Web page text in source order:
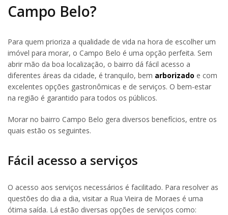
Campo Belo?
Para quem prioriza a qualidade de vida na hora de escolher um
imóvel para morar, o Campo Belo é uma opção perfeita. Sem
abrir mão da boa localização, o bairro dá fácil acesso a
diferentes áreas da cidade, é tranquilo, bem arborizado e com
excelentes opções gastronômicas e de serviços. O bem-estar
na região é garantido para todos os públicos.
Morar no bairro Campo Belo gera diversos benefícios, entre os
quais estão os seguintes.
Fácil acesso a serviços
O acesso aos serviços necessários é facilitado. Para resolver as
questões do dia a dia, visitar a Rua Vieira de Moraes é uma
ótima saída. Lá estão diversas opções de serviços como: